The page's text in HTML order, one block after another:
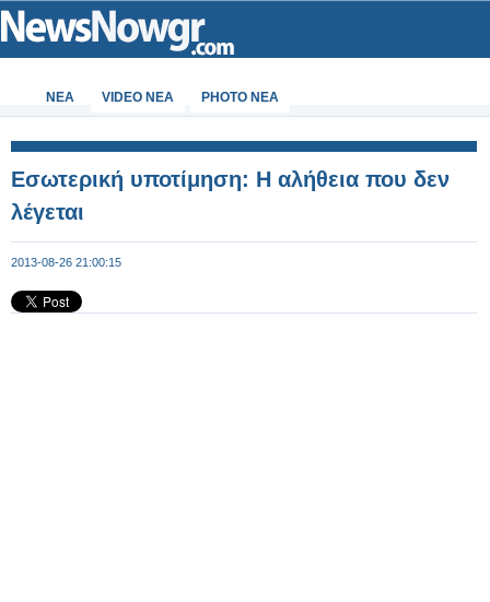
ΝΕΑ VIDEO NEA PHOTO NEA
Εσωτερική υποτίμηση: Η αλήθεια που δεν
λέγεται
2013-08-26 21:00:15